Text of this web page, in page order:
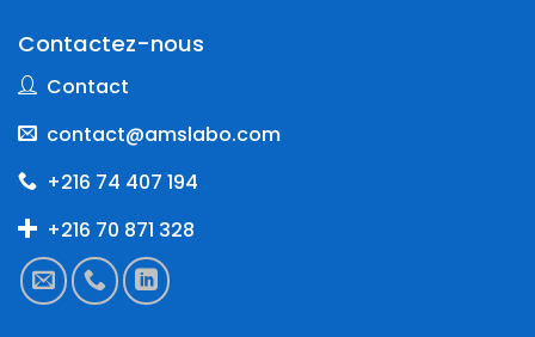
Contactez-nous
Contact
contact@amslabo.com
+216 74 407 194
+216 70 871 328